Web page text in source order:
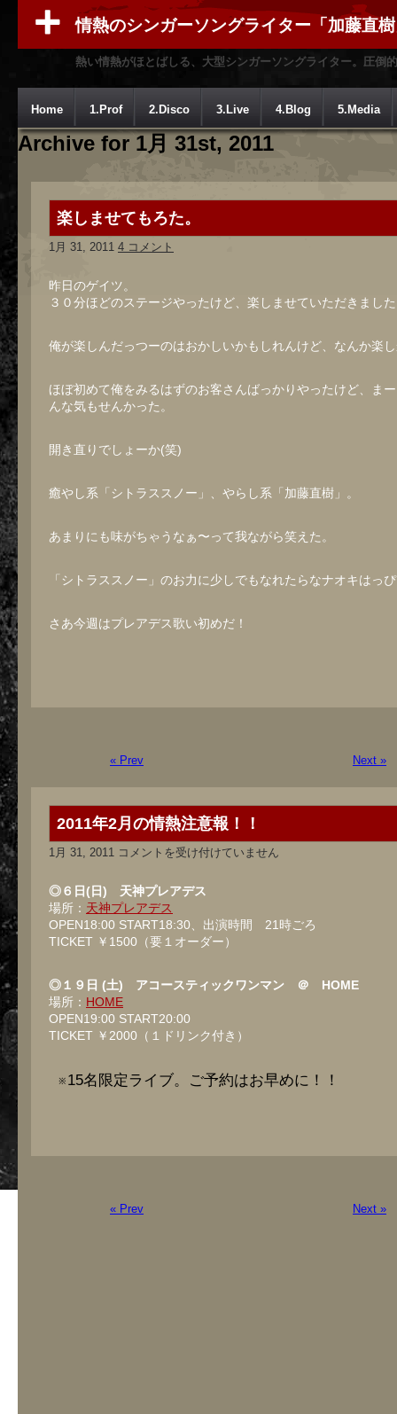
情熱のシンガーソングライター「加藤直
熱い情熱がほとばしる、大型シンガーソングライター。圧倒
Home 1.Prof 2.Disco 3.Live 4.Blog 5.Media
Archive for 1月 31st, 2011
楽しませてもろた。
1月 31, 2011 4 コメント
昨日のゲイツ。
３０分ほどのステージやったけど、楽しませていただきまし
俺が楽しんだっつーのはおかしいかもしれんけど、なんか楽
ほぼ初めて俺をみるはずのお客さんばっかりやったけど、ま
んな気もせんかった。
開き直りでしょーか(笑)
癒やし系「シトラススノー」、やらし系「加藤直樹」。
あまりにも味がちゃうなぁ〜って我ながら笑えた。
「シトラススノー」のお力に少しでもなれたらなナオキはっ
さあ今週はプレアデス歌い初めだ！
« Prev Next »
2011年2月の情熱注意報！！
1月 31, 2011 2011
月
の
情
熱
注
意
コメントを受け付けていません
◎６日(日) 天神プレアデス
場所： 天神プレアデス
OPEN18:00 START18:30、出演時間 21時ごろ
TICKET ￥1500（要１オーダー）
◎１９日 (土) アコースティックワンマン ＠ HOME
場所： HOME
OPEN19:00 START20:00
TICKET ￥2000（１ドリンク付き）
※15名限定ライブ。ご予約はお早めに！！
« Prev Next »